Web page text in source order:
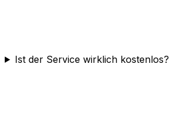
Ist der Service wirklich kostenlos?